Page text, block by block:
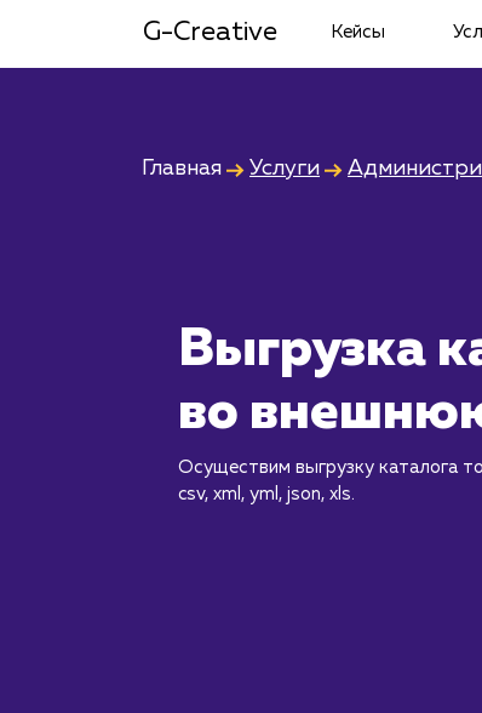
G-Creative Кейсы
Главная Услуги
Выгрузка
во
Осуществим выгрузку каталога
csv, xml, yml, json, xls.